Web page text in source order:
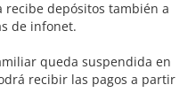
recibe depósitos también a
de infonet.
queda suspendida en
recibir las pagos a partir